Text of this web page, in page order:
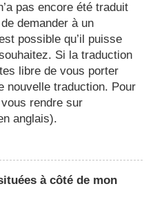
pas encore été traduit
demander à un
possible qu’il puisse
Si la traduction
libre de vous porter
nouvelle traduction. Pour
rendre sur
anglais).
à côté de mon